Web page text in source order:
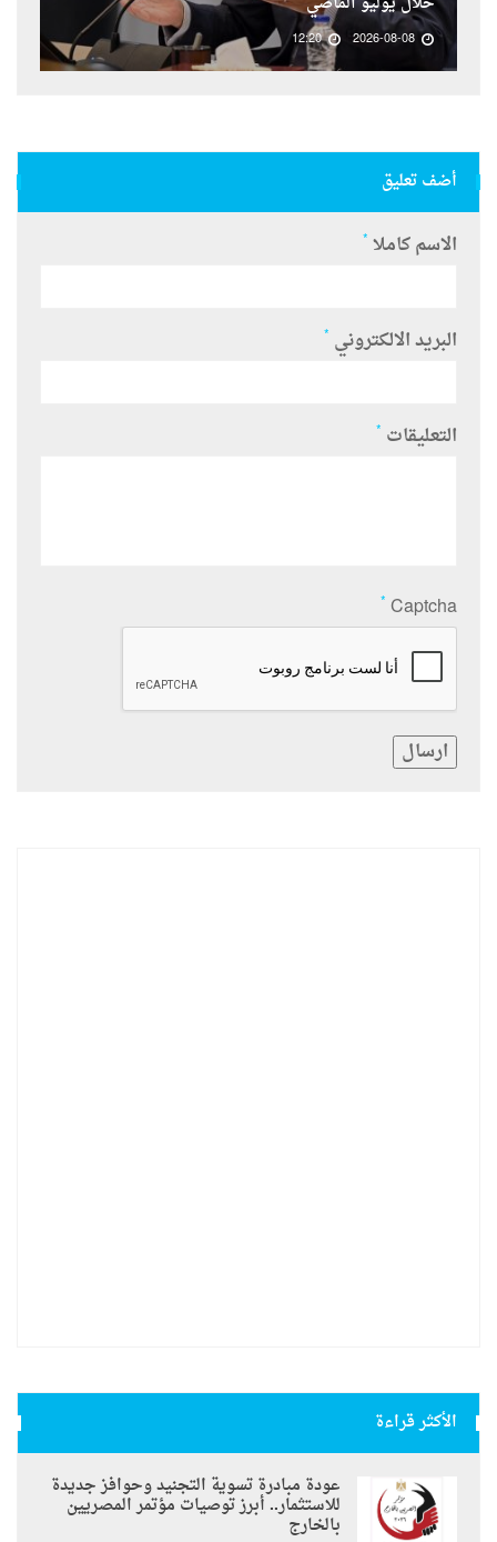
2026-08-08
12:20
أضف تعليق
الاسم كاملا *
البريد الالكتروني *
التعليقات *
Captcha
*
ارسال
الأكثر قراءة
عودة مبادرة تسوية التجنيد وحوافز جديدة
للاستثمار.. أبرز توصيات مؤتمر المصريين
بالخارج